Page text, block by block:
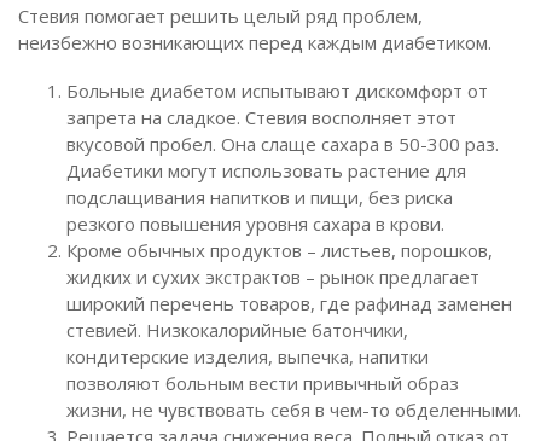
Стевия помогает решить целый ряд проблем,
неизбежно возникающих перед каждым диабетиком.
Больные диабетом испытывают дискомфорт от
запрета на сладкое. Стевия восполняет этот
вкусовой пробел. Она слаще сахара в 50-300 раз.
Диабетики могут использовать растение для
подслащивания напитков и пищи, без риска
резкого повышения уровня сахара в крови.
Кроме обычных продуктов – листьев, порошков,
жидких и сухих экстрактов – рынок предлагает
широкий перечень товаров, где рафинад заменен
стевией. Низкокалорийные батончики,
кондитерские изделия, выпечка, напитки
позволяют больным вести привычный образ
жизни, не чувствовать себя в чем-то обделенными.
Решается задача снижения веса. Полный отказ от